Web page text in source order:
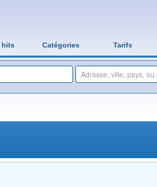
hits Catégories Tarifs